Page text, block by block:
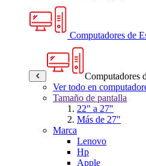
Computadores de
Computadores
Ver todo en
Tamaño de pantalla
22" a 27"
Más de 27"
Marca
Lenovo
Hp
Apple